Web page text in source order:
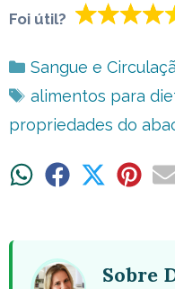
Foi útil?
Categorias
Sangue e
Tags
alimentos para
propriedades do
ShareShare Share
Sobre